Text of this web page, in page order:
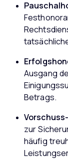
Ausgang
Betrags.
zur
häufig